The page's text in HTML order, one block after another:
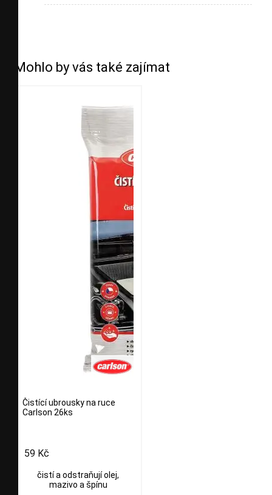
Mohlo by vás také zajímat
Čistící ubrousky na ruce
Carlson 26ks
59 Kč
čistí a odstraňují olej,
mazivo a špínu